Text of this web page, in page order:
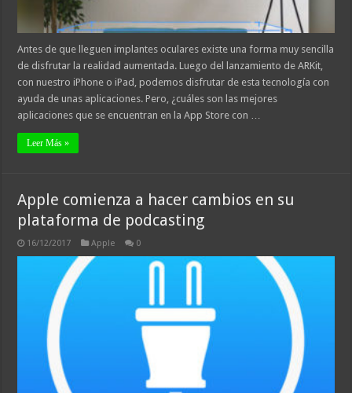
Antes de que lleguen implantes oculares existe una forma muy sencilla
de disfrutar la realidad aumentada. Luego del lanzamiento de ARKit,
con nuestro iPhone o iPad, podemos disfrutar de esta tecnología con
ayuda de unas aplicaciones. Pero, ¿cuáles son las mejores
aplicaciones que se encuentran en la App Store con …
Leer Más »
Apple comienza a hacer cambios en su
plataforma de podcasting
16/12/2017 Apple 0